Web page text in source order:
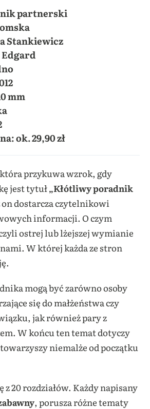
partnerski
Stankiewicz
mm
ok. 29,90 zł
przykuwa wzrok, gdy
jest tytuł„Kłótliwy poradnik
on dostarcza czytelnikowi
informacji. O czym
ostrej lub lżejszej wymianie
W której każda ze stron
mogą być zarówno osoby
się do małżeństwa czy
jak również pary z
W końcu ten temat dotyczy
niemalże od początku
z 20 rozdziałów. Każdy napisany
, porusza różne tematy